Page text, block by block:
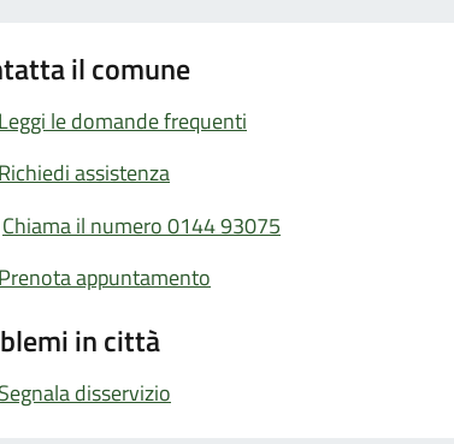
il comune
Leggi le domande frequenti
Richiedi assistenza
Chiama il numero 0144 93075
Prenota appuntamento
in città
Segnala disservizio